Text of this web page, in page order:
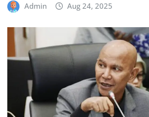
Admin Aug 24, 2025